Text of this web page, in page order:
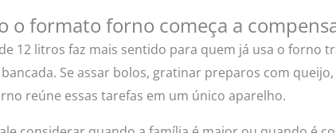
o formato forno começa a
12 litros faz mais sentido para quem já usa o forno
Se assar bolos, gratinar preparos com
reúne essas tarefas em um único aparelho.